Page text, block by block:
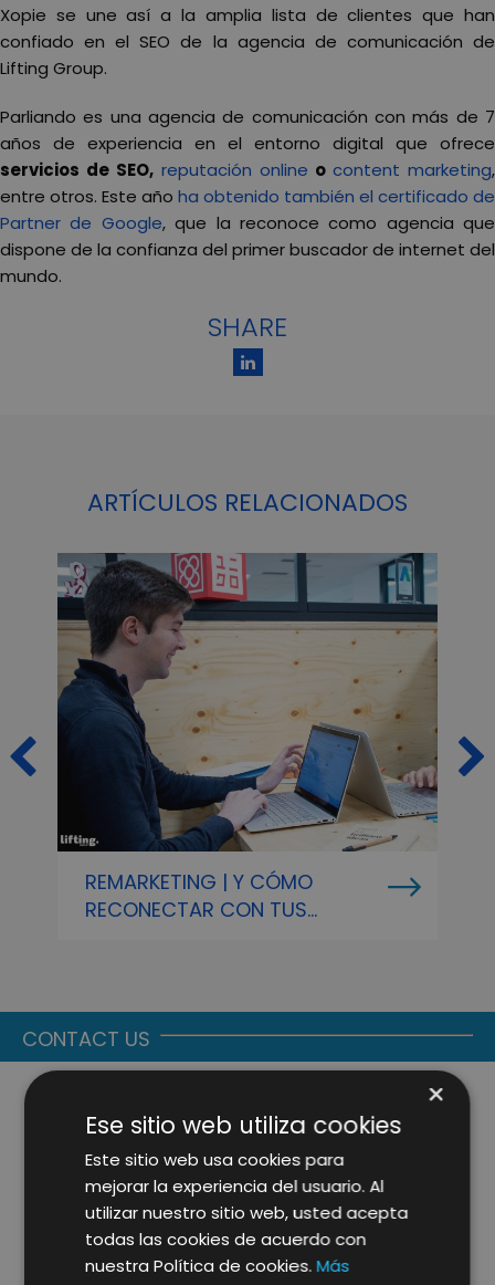
Xopie se une así a la amplia lista de clientes que han
confiado en el SEO de la agencia de comunicación de
Lifting Group.
Parliando es una agencia de comunicación con más de 7
años de experiencia en el entorno digital que ofrece
servicios de SEO, reputación online o content marketing,
entre otros. Este año ha obtenido también el certificado de
Partner de Google, que la reconoce como agencia que
dispone de la confianza del primer buscador de internet del
mundo.
SHARE
ARTÍCULOS RELACIONADOS
REMARKETING | Y CÓMO
RECONECTAR CON TUS
CONTACT US
×
Ese sitio web utiliza cookies
Este sitio web usa cookies para
mejorar la experiencia del usuario. Al
utilizar nuestro sitio web, usted acepta
todas las cookies de acuerdo con
nuestra Política de cookies.Más